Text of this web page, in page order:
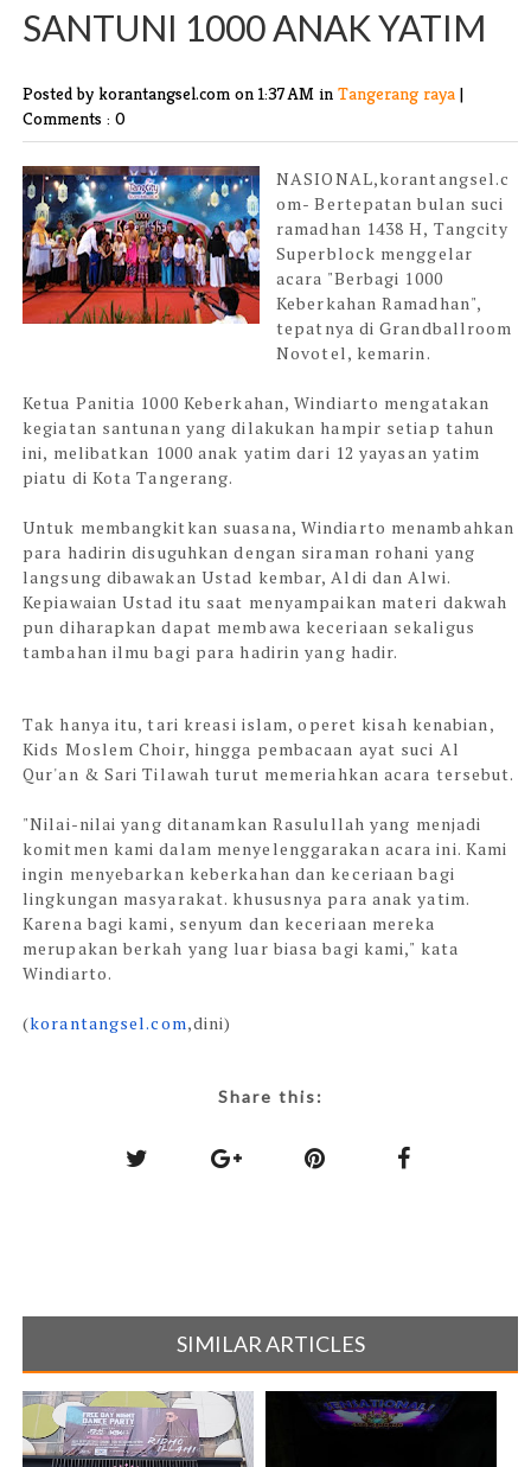
SANTUNI 1000 ANAK YATIM
Posted by korantangsel.com on 1:37 AM in Tangerang raya |
Comments : 0
NASIONAL,korantangsel.c
om- Bertepatan bulan suci
ramadhan 1438 H, Tangcity
Superblock menggelar
acara "Berbagi 1000
Keberkahan Ramadhan",
tepatnya di Grandballroom
Novotel, kemarin.
Ketua Panitia 1000 Keberkahan, Windiarto mengatakan
kegiatan santunan yang dilakukan hampir setiap tahun
ini, melibatkan 1000 anak yatim dari 12 yayasan yatim
piatu di Kota Tangerang.
Untuk membangkitkan suasana, Windiarto menambahkan
para hadirin disuguhkan dengan siraman rohani yang
langsung dibawakan Ustad kembar, Aldi dan Alwi.
Kepiawaian Ustad itu saat menyampaikan materi dakwah
pun diharapkan dapat membawa keceriaan sekaligus
tambahan ilmu bagi para hadirin yang hadir.
Tak hanya itu, tari kreasi islam, operet kisah kenabian,
Kids Moslem Choir, hingga pembacaan ayat suci Al
Qur'an & Sari Tilawah turut memeriahkan acara tersebut.
"Nilai-nilai yang ditanamkan Rasulullah yang menjadi
komitmen kami dalam menyelenggarakan acara ini. Kami
ingin menyebarkan keberkahan dan keceriaan bagi
lingkungan masyarakat. khususnya para anak yatim.
Karena bagi kami, senyum dan keceriaan mereka
merupakan berkah yang luar biasa bagi kami," kata
Windiarto.
(korantangsel.com,dini)
Share this:
SIMILAR ARTICLES